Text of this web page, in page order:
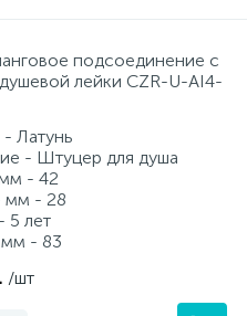
подсоединение с
лейки CZR-U-AI4-
Латунь
- Штуцер для душа
- 42
мм - 28
5 лет
мм - 83
/шт